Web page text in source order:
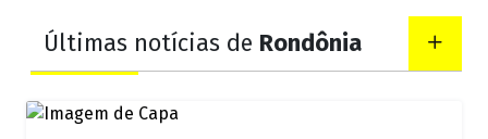
Últimas notícias de Rondônia